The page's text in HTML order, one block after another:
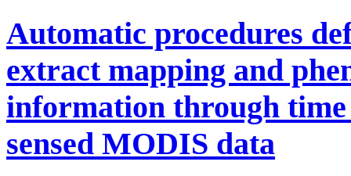
Automatic procedures
extract mapping and
information through time
sensed MODIS data